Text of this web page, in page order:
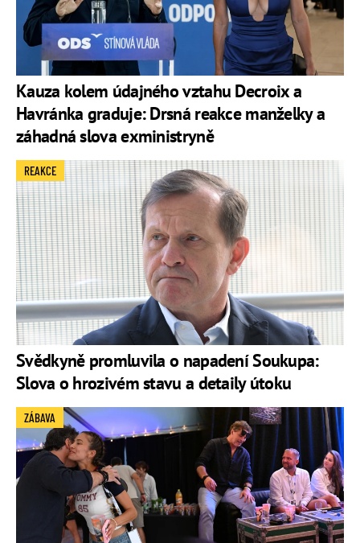
Kauza kolem údajného vztahu Decroix a
Havránka graduje: Drsná reakce manželky a
záhadná slova exministryně
Svědkyně promluvila o napadení Soukupa:
Slova o hrozivém stavu a detaily útoku
REAKCE
ZÁBAVA